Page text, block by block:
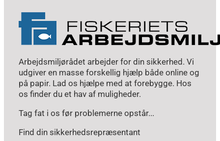
Arbejdsmiljørådet arbejder for din sikkerhed. Vi
udgiver en masse forskellig hjælp både online og
på papir. Lad os hjælpe med at forebygge. Hos
os finder du et hav af muligheder.
Tag fat i os før problemerne opstår...
Find din sikkerhedsrepræsentant